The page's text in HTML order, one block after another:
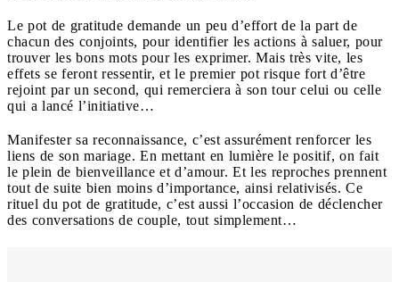
Le pot de gratitude demande un peu d’effort de la part de
chacun des conjoints, pour identifier les actions à saluer, pour
trouver les bons mots pour les exprimer. Mais très vite, les
effets se feront ressentir, et le premier pot risque fort d’être
rejoint par un second, qui remerciera à son tour celui ou celle
qui a lancé l’initiative…
Manifester sa reconnaissance, c’est assurément renforcer les
liens de son mariage. En mettant en lumière le positif, on fait
le plein de bienveillance et d’amour. Et les reproches prennent
tout de suite bien moins d’importance, ainsi relativisés. Ce
rituel du pot de gratitude, c’est aussi l’occasion de déclencher
des conversations de couple, tout simplement…